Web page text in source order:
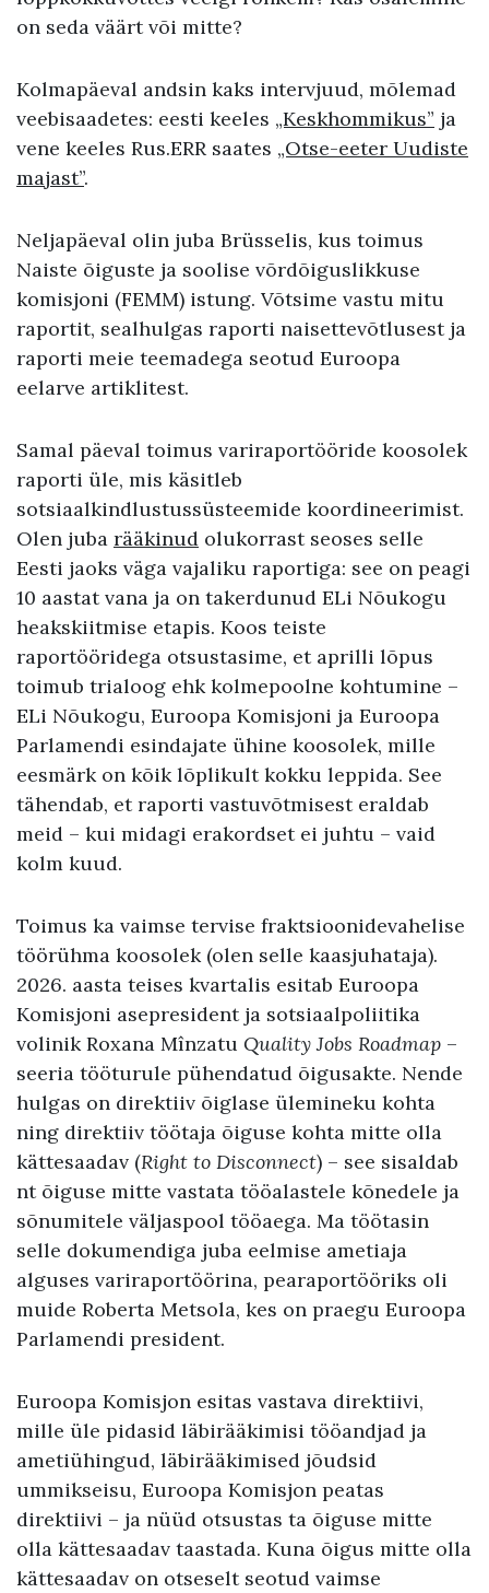
on seda väärt või mitte?
Kolmapäeval andsin kaks intervjuud, mõlemad
veebisaadetes: eesti keeles „Keskhommikus” ja
vene keeles Rus.ERR saates „Otse-eeter Uudiste
majast”.
Neljapäeval olin juba Brüsselis, kus toimus
Naiste õiguste ja soolise võrdõiguslikkuse
komisjoni (FEMM) istung. Võtsime vastu mitu
raportit, sealhulgas raporti naisettevõtlusest ja
raporti meie teemadega seotud Euroopa
eelarve artiklitest.
Samal päeval toimus variraportööride koosolek
raporti üle, mis käsitleb
sotsiaalkindlustussüsteemide koordineerimist.
Olen juba rääkinud olukorrast seoses selle
Eesti jaoks väga vajaliku raportiga: see on peagi
10 aastat vana ja on takerdunud ELi Nõukogu
heakskiitmise etapis. Koos teiste
raportööridega otsustasime, et aprilli lõpus
toimub trialoog ehk kolmepoolne kohtumine –
ELi Nõukogu, Euroopa Komisjoni ja Euroopa
Parlamendi esindajate ühine koosolek, mille
eesmärk on kõik lõplikult kokku leppida. See
tähendab, et raporti vastuvõtmisest eraldab
meid – kui midagi erakordset ei juhtu – vaid
kolm kuud.
Toimus ka vaimse tervise fraktsioonidevahelise
töörühma koosolek (olen selle kaasjuhataja).
2026. aasta teises kvartalis esitab Euroopa
Komisjoni asepresident ja sotsiaalpoliitika
volinik Roxana Mînzatu Quality Jobs Roadmap –
seeria tööturule pühendatud õigusakte. Nende
hulgas on direktiiv õiglase ülemineku kohta
ning direktiiv töötaja õiguse kohta mitte olla
kättesaadav (Right to Disconnect) – see sisaldab
nt õiguse mitte vastata tööalastele kõnedele ja
sõnumitele väljaspool tööaega. Ma töötasin
selle dokumendiga juba eelmise ametiaja
alguses variraportöörina, pearaportööriks oli
muide Roberta Metsola, kes on praegu Euroopa
Parlamendi president.
Euroopa Komisjon esitas vastava direktiivi,
mille üle pidasid läbirääkimisi tööandjad ja
ametiühingud, läbirääkimised jõudsid
ummikseisu, Euroopa Komisjon peatas
direktiivi – ja nüüd otsustas ta õiguse mitte
olla kättesaadav taastada. Kuna õigus mitte olla
kättesaadav on otseselt seotud vaimse